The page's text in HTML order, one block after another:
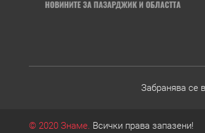
Забранява се
© 2020 Знаме. Всички права запазени!